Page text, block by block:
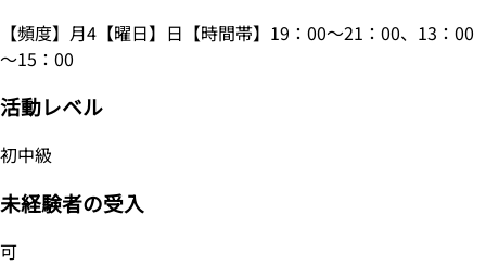
【頻度】月4【曜日】日【時間帯】19：00～21：00、13：00
～15：00
活動レベル
初中級
未経験者の受入
可